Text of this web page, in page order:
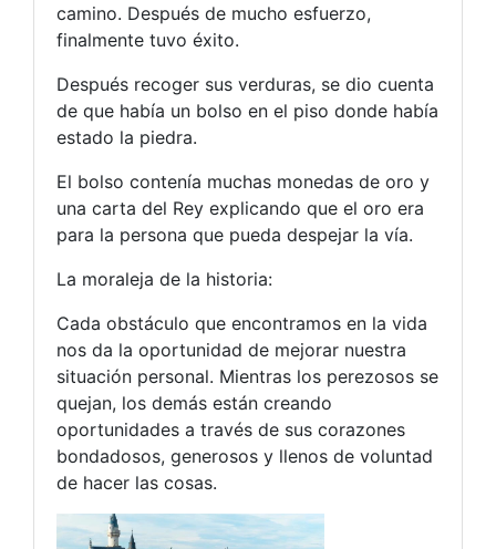
camino. Después de mucho esfuerzo,
finalmente tuvo éxito.
Después recoger sus verduras, se dio cuenta
de que había un bolso en el piso donde había
estado la piedra.
El bolso contenía muchas monedas de oro y
una carta del Rey explicando que el oro era
para la persona que pueda despejar la vía.
La moraleja de la historia:
Cada obstáculo que encontramos en la vida
nos da la oportunidad de mejorar nuestra
situación personal. Mientras los perezosos se
quejan, los demás están creando
oportunidades a través de sus corazones
bondadosos, generosos y llenos de voluntad
de hacer las cosas.